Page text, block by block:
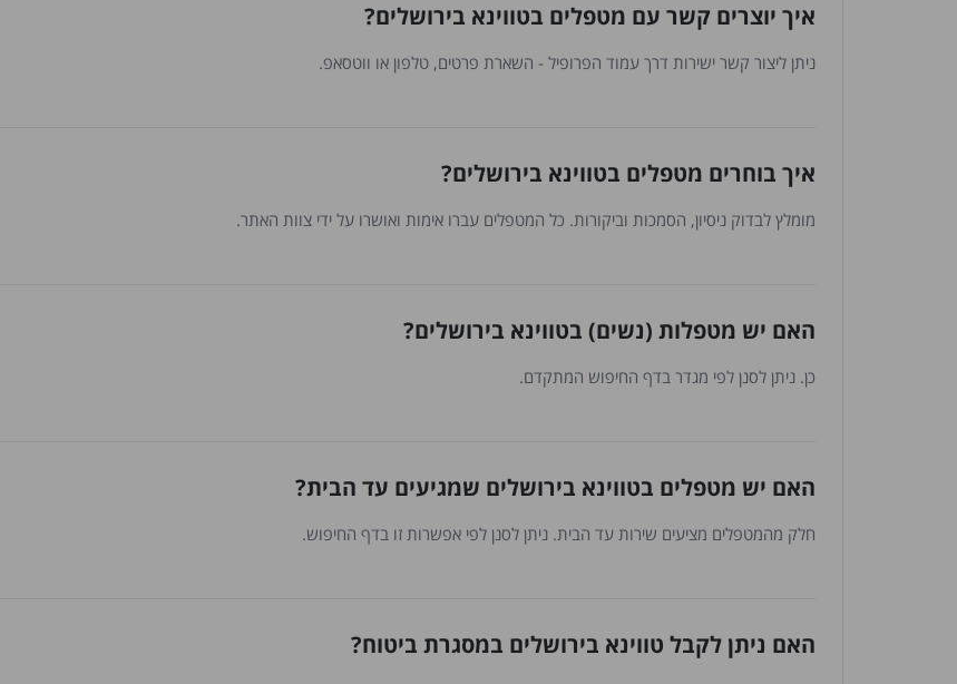
איך יוצרים קשר עם מטפלים בטווינא בירושלים?
ניתן ליצור קשר ישירות דרך עמוד הפרופיל - השארת פרטים, טלפון או ווטסאפ.
איך בוחרים מטפלים בטווינא בירושלים?
מומלץ לבדוק ניסיון, הסמכות וביקורות. כל המטפלים עברו אימות ואושרו על ידי צוות האתר.
האם יש מטפלות (נשים) בטווינא בירושלים?
כן. ניתן לסנן לפי מגדר בדף החיפוש המתקדם.
האם יש מטפלים בטווינא בירושלים שמגיעים עד הבית?
חלק מהמטפלים מציעים שירות עד הבית. ניתן לסנן לפי אפשרות זו בדף החיפוש.
האם ניתן לקבל טווינא בירושלים במסגרת ביטוח?